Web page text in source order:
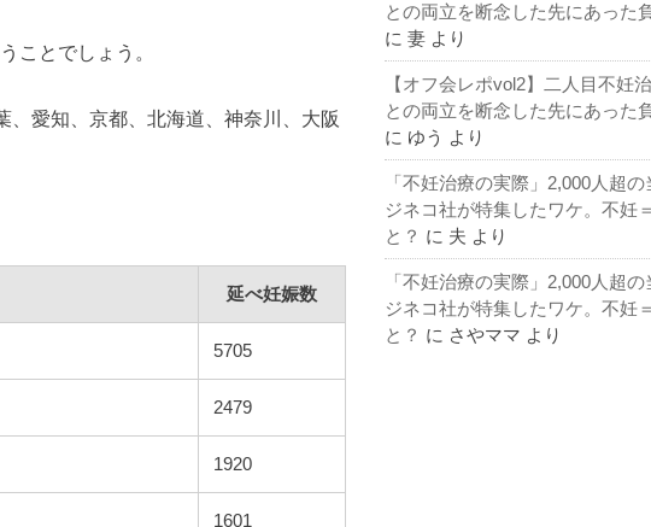
ことでしょう。
愛知、京都、北海道、神奈川、大阪
延べ妊娠数
5705
2479
1920
1601
との両立を断念した先にあった
に 妻 より
【オフ会レポvol2】二人目不妊
との両立を断念した先にあった
に ゆう より
「不妊治療の実際」2,000人超
ジネコ社が特集したワケ。不妊
と？ に 夫 より
「不妊治療の実際」2,000人超
ジネコ社が特集したワケ。不妊
と？ に さやママ より